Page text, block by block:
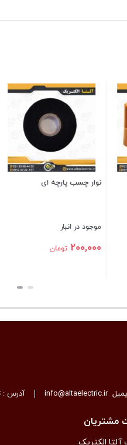
فلکس سایز
لوله خرطومی
موجود در انبار
3,400,000
info@altaelectric.ir آدرس :
مشتریان
الکتریک